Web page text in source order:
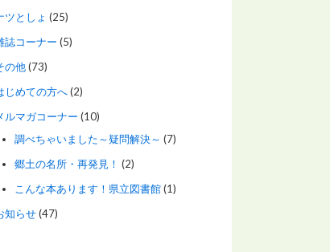
ツとしょ (25)
誌コーナー (5)
の他(73)
じめての方へ(2)
ルマガコーナー (10)
調べちゃいました～疑問解決～ (7)
郷土の名所・再発見！ (2)
こんな本あります！県立図書館(1)
知らせ(47)